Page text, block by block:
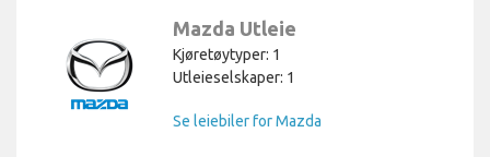
Mazda Utleie
Kjøretøytyper: 1
Utleieselskaper: 1
Se leiebiler for Mazda